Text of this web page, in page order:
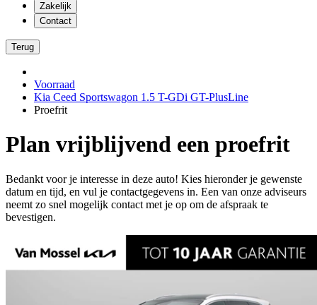
Zakelijk
Contact
Terug
Voorraad
Kia Ceed Sportswagon 1.5 T-GDi GT-PlusLine
Proefrit
Plan vrijblijvend een proefrit
Bedankt voor je interesse in deze auto! Kies hieronder je gewenste
datum en tijd, en vul je contactgegevens in. Een van onze adviseurs
neemt zo snel mogelijk contact met je op om de afspraak te
bevestigen.